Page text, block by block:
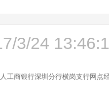
3/24
工商银行深圳分行横岗支行网